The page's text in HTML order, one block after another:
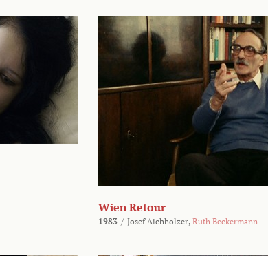
Wien Retour
1983 / Josef Aichholzer, Ruth Beckermann